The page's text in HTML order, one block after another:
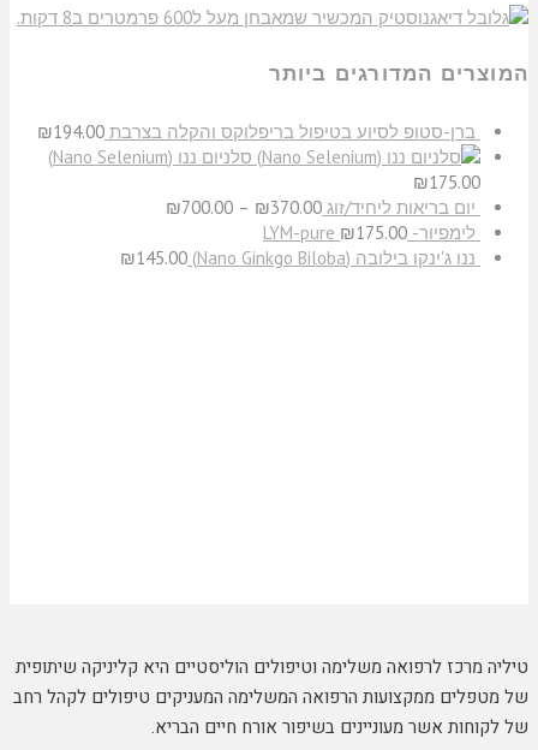
המוצרים המדורגים ביותר
ברן-סטופ לסיוע בטיפול בריפלוקס והקלה בצרבת ₪194.00
סלניום ננו (Nano Selenium)
₪175.00
יום בריאות ליחיד/זוג
₪370.00
–
₪700.00
לימפיור- LYM-pure
₪175.00
​ננו ג'ינקו בילובה (Nano Ginkgo Biloba)
₪145.00
טיליה מרכז לרפואה משלימה וטיפולים הוליסטיים היא קליניקה שיתופית
של מטפלים ממקצועות הרפואה המשלימה המעניקים טיפולים לקהל רחב
של לקוחות אשר מעוניינים בשיפור אורח חיים הבריא.